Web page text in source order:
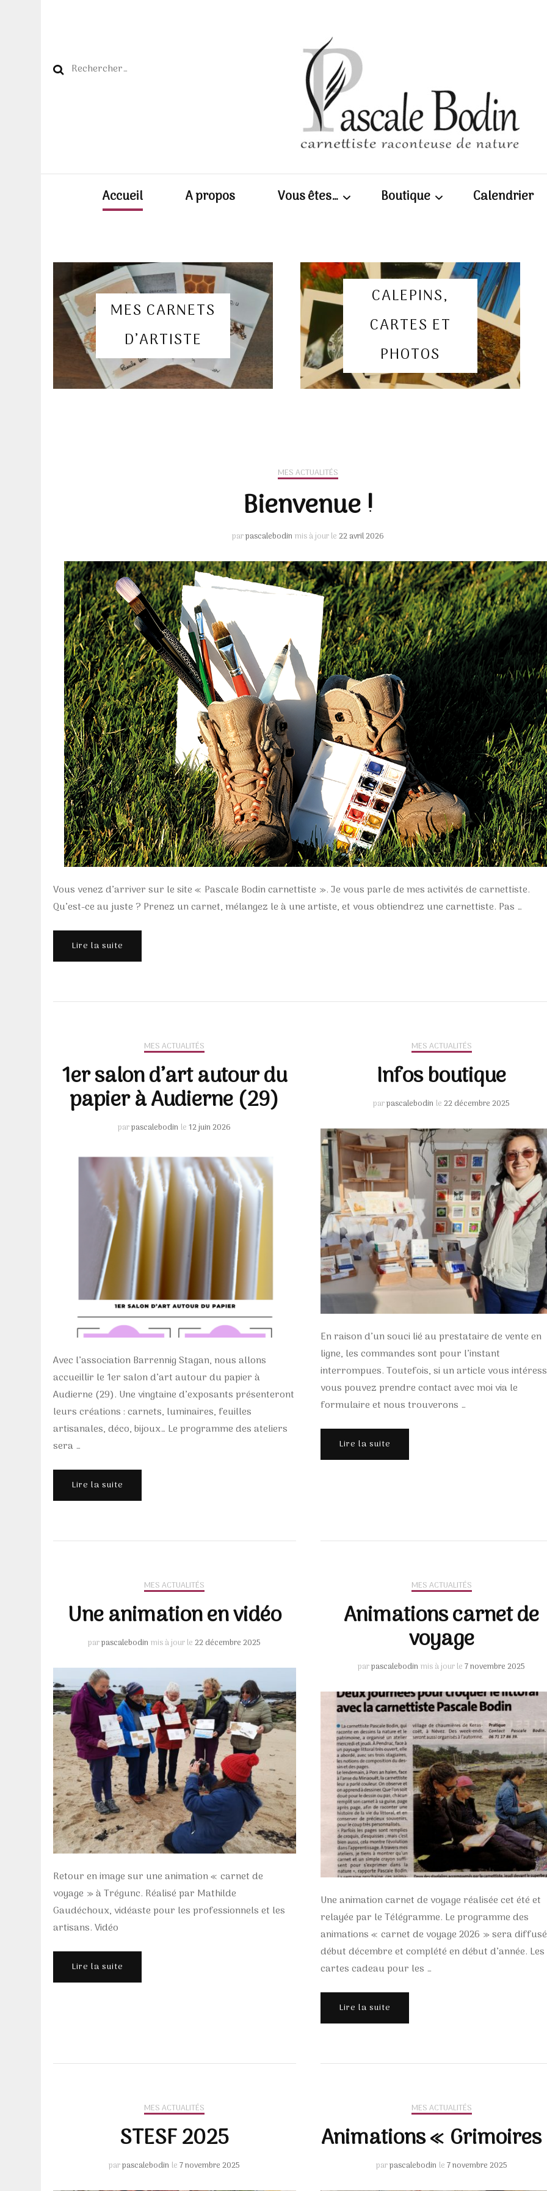
Rechercher :
|
Accueil A propos Vous êtes…
Particuliers
Collectivités, entreprises
et groupes
Boutique
photos
Mes carnets d’artistes
Calendrier
MES CARNETS
D’ARTISTE
CALEPINS,
CARTES ET
PHOTOS
MES ACTUALITÉS
Bienvenue !
parpascalebodin mis à jour le22 avril 2026
Vous venez d’arriver sur le site « Pascale Bodin carnettiste ». Je vous parle de mes activités de carnettiste.
Qu’est-ce au juste ? Prenez un carnet, mélangez le à une artiste, et vous obtiendrez une carnettiste. Pas …
Lire la suite
MES ACTUALITÉS
1er salon d’art autour du
papier à Audierne (29)
parpascalebodin le12 juin 2026
Avec l’association Barrennig Stagan, nous allons
accueillir le 1er salon d’art autour du papier à
Audierne (29). Une vingtaine d’exposants présenteront
leurs créations : carnets, luminaires, feuilles
artisanales, déco, bijoux… Le programme des ateliers
sera …
Lire la suite
MES ACTUALITÉS
Infos boutique
parpascalebodin le22 décembre 2025
En raison d’un souci lié au prestataire de vente en
ligne, les commandes sont pour l’instant
interrompues. Toutefois, si un article vous
vous pouvez prendre contact avec moi via le
formulaire et nous trouverons …
Lire la suite
MES ACTUALITÉS
Une animation en vidéo
parpascalebodin mis à jour le22 décembre 2025
Retour en image sur une animation « carnet de
voyage » à Trégunc. Réalisé par Mathilde
Gaudéchoux, vidéaste pour les professionnels et les
artisans. Vidéo
Lire la suite
MES ACTUALITÉS
Animations carnet de
voyage
parpascalebodin mis à jour le7 novembre 2025
Une animation carnet de voyage réalisée cet été et
relayée par le Télégramme. Le programme des
animations « carnet de voyage 2026 » sera
début décembre et complété en début d’année. Les
cartes cadeau pour les …
Lire la suite
MES ACTUALITÉS
STESF 2025
parpascalebodin le7 novembre 2025
MES ACTUALITÉS
Animations «
parpascalebodin le7 novembre 2025